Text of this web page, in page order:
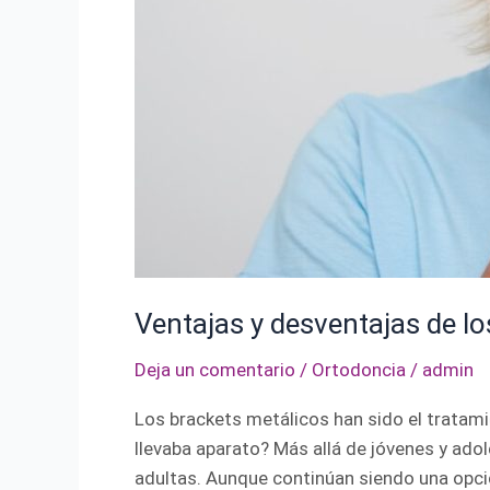
Ventajas y desventajas de
Deja un comentario / Ortodoncia / admin
Los brackets metálicos han sido el
llevaba aparato? Más allá de jóvenes y
adultas. Aunque continúan siendo una